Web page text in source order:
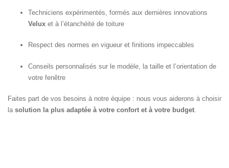
Techniciens expérimentés, formés aux dernières innovations
Velux et à l’étanchéité de toiture
Respect des normes en vigueur et finitions impeccables
Conseils personnalisés sur le modèle, la taille et l’orientation de
votre fenêtre
Faites part de vos besoins à notre équipe : nous vous aiderons à choisir
la solution la plus adaptée à votre confort et à votre budget.